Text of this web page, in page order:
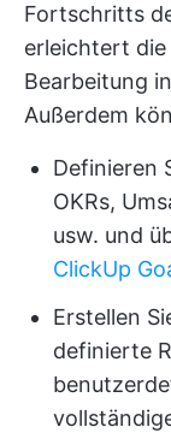
Fortschritts
erleichtert
Bearbeitung
Außerdem
Definieren
OKRs,
usw. und
ClickUp
Erstellen
definierte